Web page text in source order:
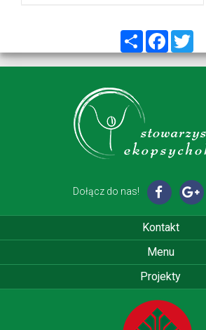
Share Facebook
Dołącz do nas!
Kontakt
Menu
Projekty